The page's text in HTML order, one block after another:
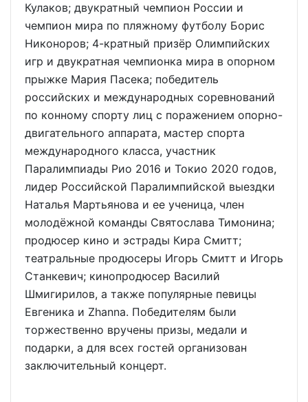
Кулаков; двукратный чемпион России и
чемпион мира по пляжному футболу Борис
Никоноров; 4-кратный призёр Олимпийских
игр и двукратная чемпионка мира в опорном
прыжке Мария Пасека; победитель
российских и международных соревнований
по конному спорту лиц с поражением опорно-
двигательного аппарата, мастер спорта
международного класса, участник
Паралимпиады Рио 2016 и Токио 2020 годов,
лидер Российской Паралимпийской выездки
Наталья Мартьянова и ее ученица, член
молодёжной команды Святослава Тимонина;
продюсер кино и эстрады Кира Смитт;
театральные продюсеры Игорь Смитт и Игорь
Станкевич; кинопродюсер Василий
Шмигирилов, а также популярные певицы
Евгеника и Zhanna. Победителям были
торжественно вручены призы, медали и
подарки, а для всех гостей организован
заключительный концерт.